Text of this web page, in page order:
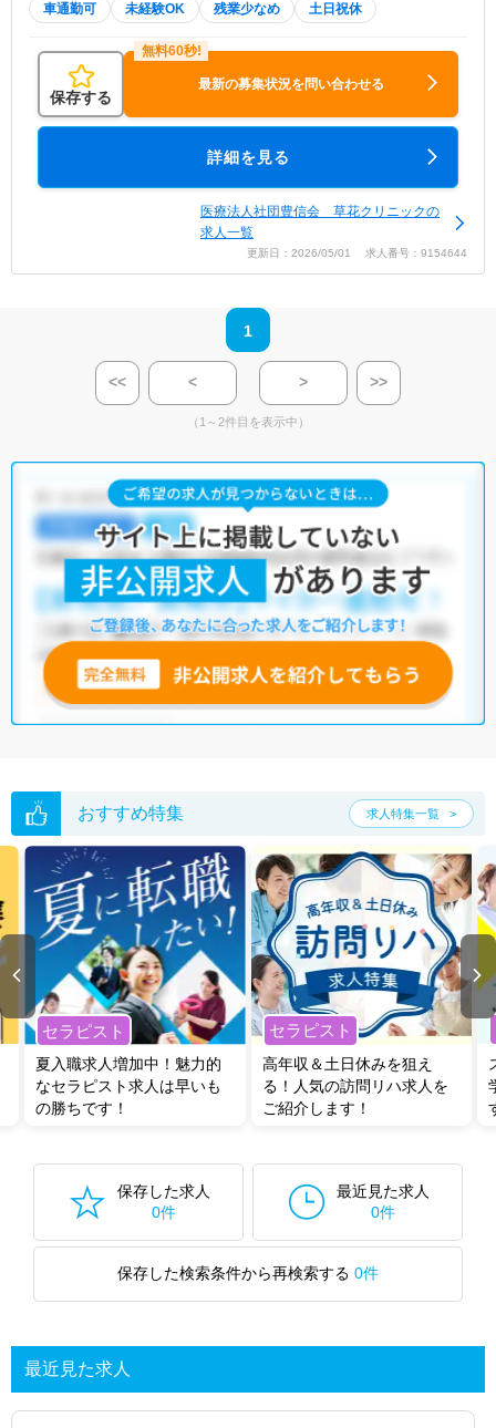
車通勤可 未経験OK 残業少なめ 土日祝休
保存する
最新の募集状況を問い合わせる
詳細を見る
医療法人社団豊信会 草花クリニックの
求人一覧
更新日：2026/05/01 求人番号：9154644
1
<< < > >>
（1～2件目を表示中）
おすすめ特集 求人特集一覧
セラピスト
夏入職求人増加中！魅力的
なセラピスト求人は早いも
の勝ちです！
セラピスト
高年収＆土日休みを狙え
る！人気の訪問リハ求人を
ご紹介します！
保存した求人
0件
最近見た求人
0件
保存した検索条件から再検索する 0件
最近見た求人